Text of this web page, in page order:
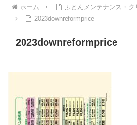
ホーム
ふとんメンテナンス・ク
2023downreformprice
2023downreformprice